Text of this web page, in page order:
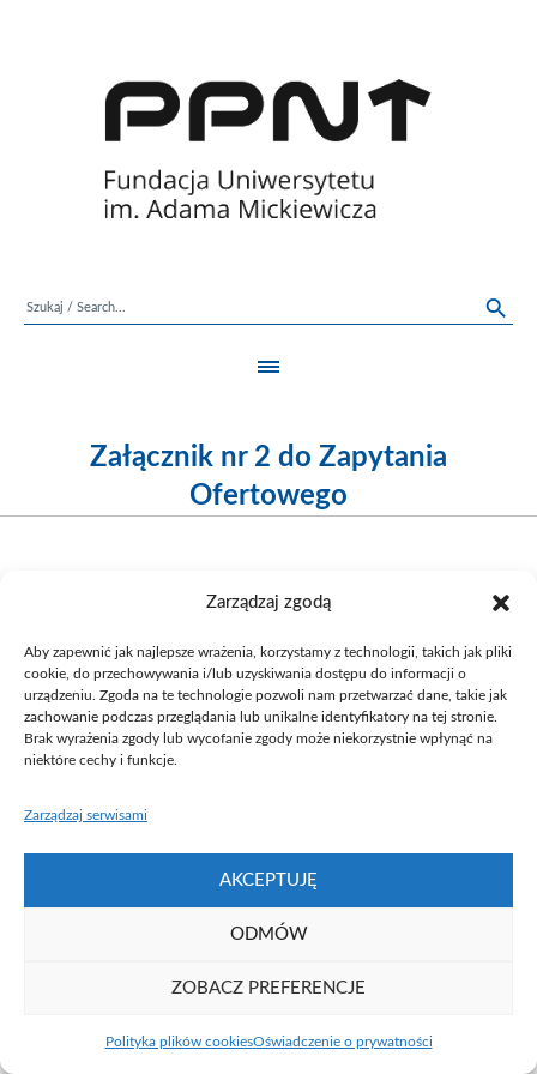
Zarządzaj zgodą
Aby zapewnić jak najlepsze wrażenia, korzystamy z technologii, takich jak pliki
cookie, do przechowywania i/lub uzyskiwania dostępu do informacji o
urządzeniu. Zgoda na te technologie pozwoli nam przetwarzać dane, takie jak
zachowanie podczas przeglądania lub unikalne identyfikatory na tej stronie.
Brak wyrażenia zgody lub wycofanie zgody może niekorzystnie wpłynąć na
niektóre cechy i funkcje.
Zarządzaj serwisami
AKCEPTUJĘ
ODMÓW
ZOBACZ PREFERENCJE
Polityka plików cookiesOświadczenie o prywatności
Załącznik nr 2 do Zapytania
Ofertowego
Fundacja UAM ⓒ 2021